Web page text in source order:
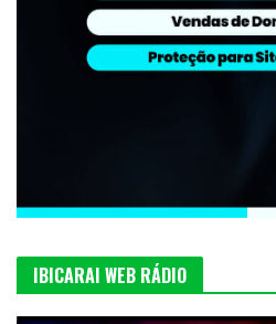
IBICARAI WEB RÁDIO